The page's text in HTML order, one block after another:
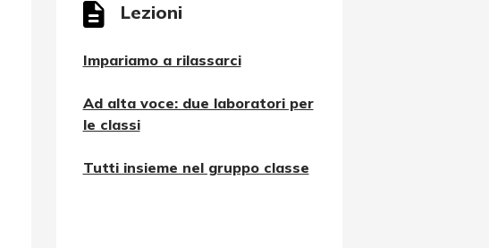
Lezioni
Impariamo a rilassarci
Ad alta voce: due laboratori per
le classi
Tutti insieme nel gruppo classe